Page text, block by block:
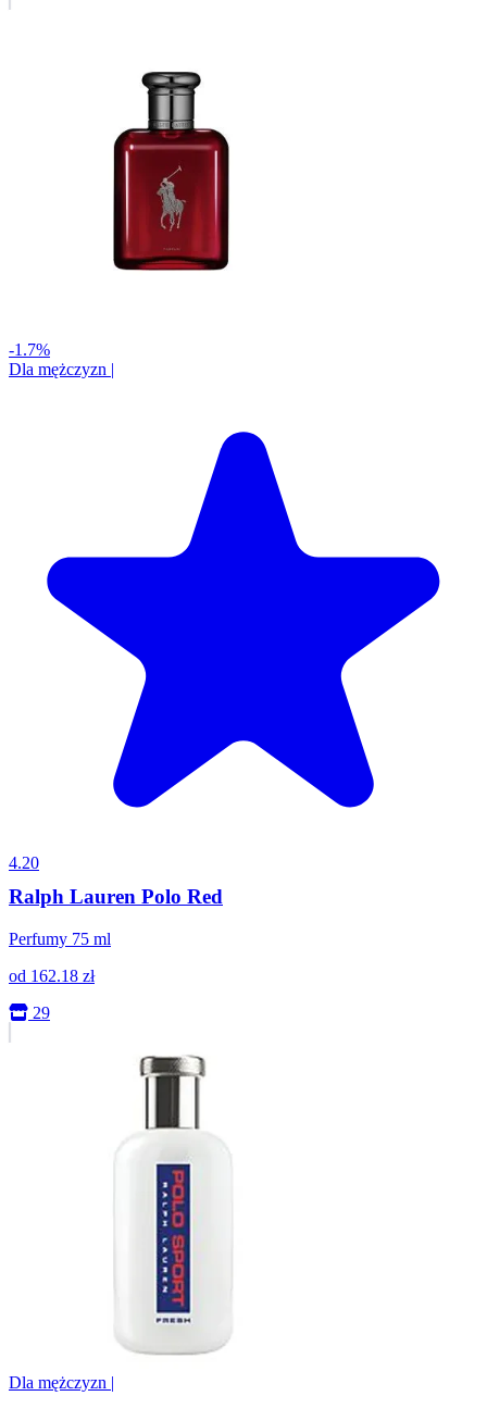
-1.7%
Dla mężczyzn |
4.20
Ralph Lauren Polo Red
Perfumy 75 ml
od 162.18 zł
29
Dla mężczyzn |